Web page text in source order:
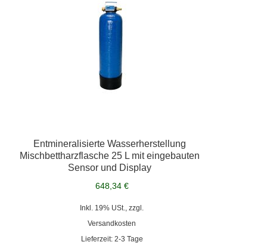
Entmineralisierte Wasserherstellung
Mischbettharzflasche 25 L mit eingebauten
Sensor und Display
648,34 €
Inkl. 19% USt., zzgl.
Versandkosten
Lieferzeit: 2-3 Tage